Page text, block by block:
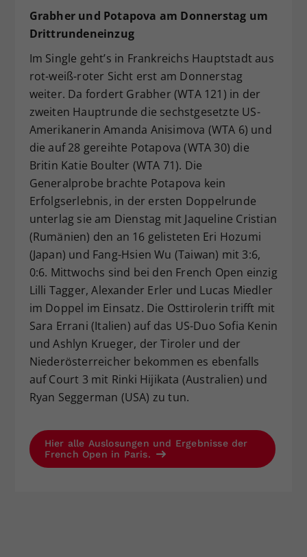
Grabher und Potapova am Donnerstag um
Drittrundeneinzug
Im Single geht’s in Frankreichs Hauptstadt aus
rot-weiß-roter Sicht erst am Donnerstag
weiter. Da fordert Grabher (WTA 121) in der
zweiten Hauptrunde die sechstgesetzte US-
Amerikanerin Amanda Anisimova (WTA 6) und
die auf 28 gereihte Potapova (WTA 30) die
Britin Katie Boulter (WTA 71). Die
Generalprobe brachte Potapova kein
Erfolgserlebnis, in der ersten Doppelrunde
unterlag sie am Dienstag mit Jaqueline Cristian
(Rumänien) den an 16 gelisteten Eri Hozumi
(Japan) und Fang-Hsien Wu (Taiwan) mit 3:6,
0:6. Mittwochs sind bei den French Open einzig
Lilli Tagger, Alexander Erler und Lucas Miedler
im Doppel im Einsatz. Die Osttirolerin trifft mit
Sara Errani (Italien) auf das US-Duo Sofia Kenin
und Ashlyn Krueger, der Tiroler und der
Niederösterreicher bekommen es ebenfalls
auf Court 3 mit Rinki Hijikata (Australien) und
Ryan Seggerman (USA) zu tun.
Hier alle Auslosungen und Ergebnisse der
French Open in Paris.